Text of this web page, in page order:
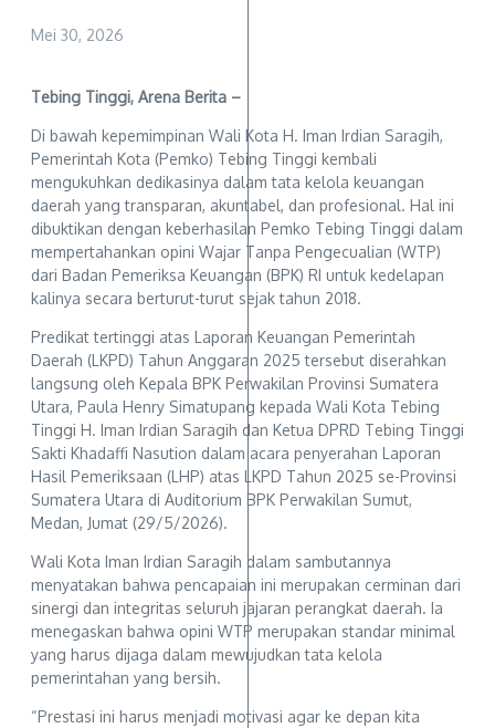
Mei 30, 2026
Tebing Tinggi, Arena Berita –
Di bawah kepemimpinan Wali Kota H. Iman Irdian Saragih,
Pemerintah Kota (Pemko) Tebing Tinggi kembali
mengukuhkan dedikasinya dalam tata kelola keuangan
daerah yang transparan, akuntabel, dan profesional. Hal ini
dibuktikan dengan keberhasilan Pemko Tebing Tinggi dalam
mempertahankan opini Wajar Tanpa Pengecualian (WTP)
dari Badan Pemeriksa Keuangan (BPK) RI untuk kedelapan
kalinya secara berturut-turut sejak tahun 2018.
Predikat tertinggi atas Laporan Keuangan Pemerintah
Daerah (LKPD) Tahun Anggaran 2025 tersebut diserahkan
langsung oleh Kepala BPK Perwakilan Provinsi Sumatera
Utara, Paula Henry Simatupang kepada Wali Kota Tebing
Tinggi H. Iman Irdian Saragih dan Ketua DPRD Tebing Tinggi
Sakti Khadaffi Nasution dalam acara penyerahan Laporan
Hasil Pemeriksaan (LHP) atas LKPD Tahun 2025 se-Provinsi
Sumatera Utara di Auditorium BPK Perwakilan Sumut,
Medan, Jumat (29/5/2026).
Wali Kota Iman Irdian Saragih dalam sambutannya
menyatakan bahwa pencapaian ini merupakan cerminan dari
sinergi dan integritas seluruh jajaran perangkat daerah. Ia
menegaskan bahwa opini WTP merupakan standar minimal
yang harus dijaga dalam mewujudkan tata kelola
pemerintahan yang bersih.
“Prestasi ini harus menjadi motivasi agar ke depan kita